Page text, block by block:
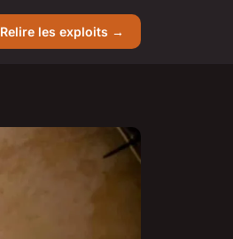
Relire les exploits →